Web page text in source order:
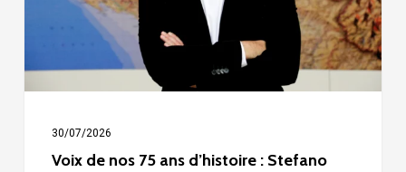
d’histoire
Stefano
Bonaccini
30/07/2026
Voix de nos 75 ans d’histoire : Stefano